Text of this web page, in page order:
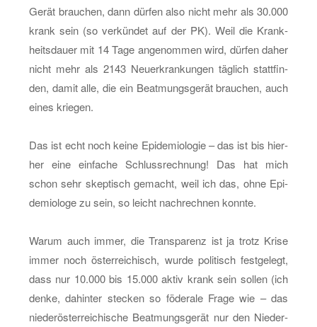
Gerät brau­chen, dann dür­fen also nicht mehr als 30.000
krank sein (so ver­kün­det auf der PK). Weil die Krank­
heits­dau­er mit 14 Tage an­ge­nom­men wird, dür­fen daher
nicht mehr als 2143 Neu­er­kran­kun­gen täg­lich statt­fin­
den, damit alle, die ein Be­at­mungs­ge­rät brau­chen, auch
eines krie­gen.
Das ist echt noch keine Epi­de­mio­lo­gie – das ist bis hier­
her eine ein­fa­che Schluss­rech­nung! Das hat mich
schon sehr skep­tisch ge­macht, weil ich das, ohne Epi­
de­mio­lo­ge zu sein, so leicht nach­rech­nen konn­te.
Warum auch immer, die Trans­pa­renz ist ja trotz Krise
immer noch ös­ter­rei­chisch, wurde po­li­tisch fest­ge­legt,
dass nur 10.000 bis 15.000 aktiv krank sein sol­len (ich
denke, da­hin­ter ste­cken so fö­de­ra­le Frage wie – das
nie­der­ös­ter­rei­chi­sche Be­at­mungs­ge­rät nur den Nie­der­